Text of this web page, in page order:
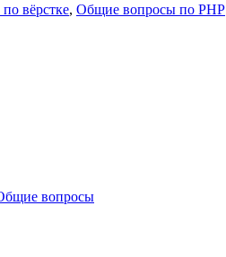
вёрстке, Общие вопросы по PHP
вопросы